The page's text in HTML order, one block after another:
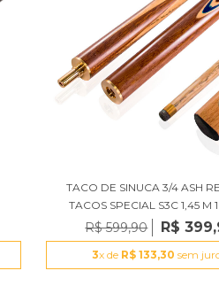
TACO DE SINUCA 3/4 ASH
TACOS SPECIAL S3C 1,45 M
R$ 599,90 R$
3x de R$ 133,30 sem